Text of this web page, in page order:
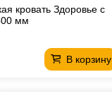
кровать Здоровье с
мм
В корзину